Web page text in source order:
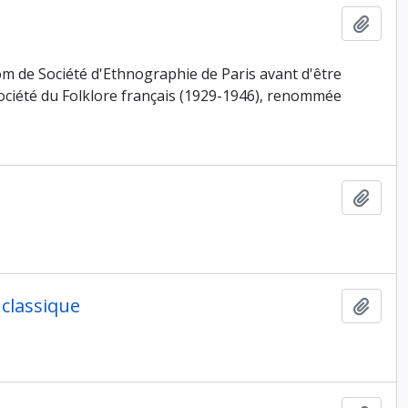
de Société d'Ethnographie de Paris avant d'être
du Folklore français (1929-1946), renommée